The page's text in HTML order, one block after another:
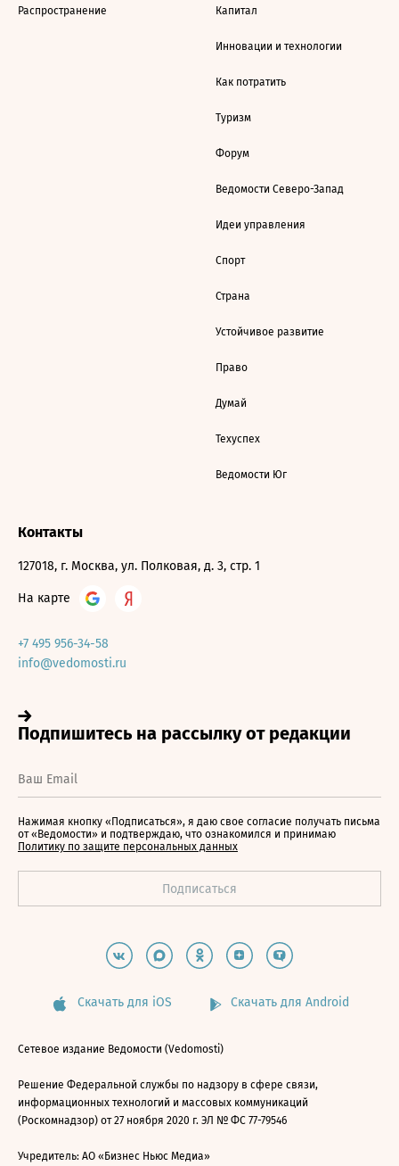
Распространение Капитал
Инновации и технологии
Как потратить
Туризм
Форум
Ведомости Северо-Запад
Идеи управления
Спорт
Страна
Устойчивое развитие
Право
Думай
Техуспех
Ведомости Юг
Контакты
127018, г. Москва, ул. Полковая, д. 3, стр. 1
На карте
+7 495 956-34-58
info@vedomosti.ru
Нажимая кнопку «Подписаться», я даю свое согласие получать письма
от «Ведомости» и подтверждаю, что ознакомился и принимаю
Политику по защите персональных данных
Скачать для iOS Скачать для Android
Сетевое издание Ведомости (Vedomosti)
Решение Федеральной службы по надзору в сфере связи,
информационных технологий и массовых коммуникаций
(Роскомнадзор) от 27 ноября 2020 г. ЭЛ № ФС 77-79546
Учредитель: АО «Бизнес Ньюс Медиа»